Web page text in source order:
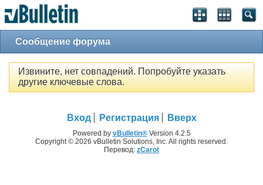
Сообщение форума
Извините, нет совпадений. Попробуйте указать
другие ключевые слова.
Вход Регистрация Вверх
Powered by vBulletin®Version 4.2.5
Copyright © 2026 vBulletin Solutions, Inc. All rights reserved.
Перевод: zCarot